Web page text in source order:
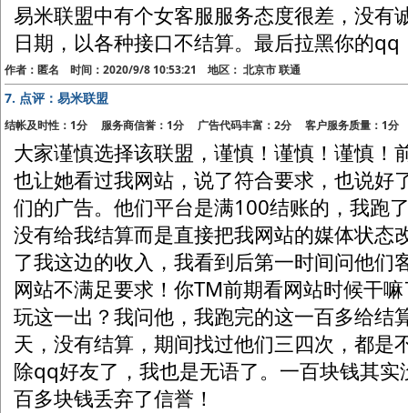
易米联盟中有个女客服服务态度很差，没有
日期，以各种接口不结算。最后拉黑你的
作者：匿名 时间：2020/9/8 10:53:21 地区： 北京市 联通
7. 点评：易米联盟
结帐及时性：1分 服务商信誉：1分 广告代码丰富：2分 客户服务质量：1分
大家谨慎选择该联盟，谨慎！谨慎！谨慎！
也让她看过我网站，说了符合要求，也说好
们的广告。他们平台是满100结账的，我跑
没有给我结算而是直接把我网站的媒体状态
了我这边的收入，我看到后第一时间问他们
网站不满足要求！你TM前期看网站时候干
玩这一出？我问他，我跑完的这一百多给结
天，没有结算，期间找过他们三四次，都是
除qq好友了，我也是无语了。一百块钱其
百多块钱丢弃了信誉！